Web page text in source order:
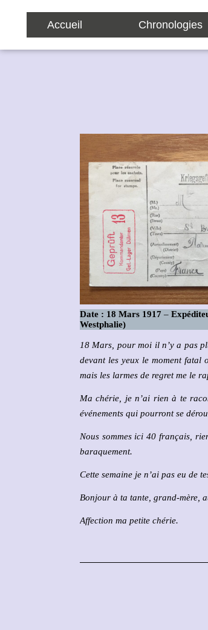
Accueil Chronologies
Date : 18 Mars 1917 –
Westphalie)
18 Mars, pour moi il n’y a pas
devant les yeux le moment fatal
mais les larmes de regret me le
Ma chérie, je n’ai rien à te
événements qui pourront se
Nous sommes ici 40 français,
baraquement.
Cette semaine je n’ai pas eu de
Bonjour à ta tante, grand-mère,
Affection ma petite chérie.